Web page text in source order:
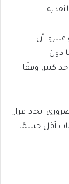
يومي 5-6 يونيو، واعتبروا أن
دون
غير مؤكدة إلى حد كبير، وفقًا
اتخاذ قرار
أقل حسمًا